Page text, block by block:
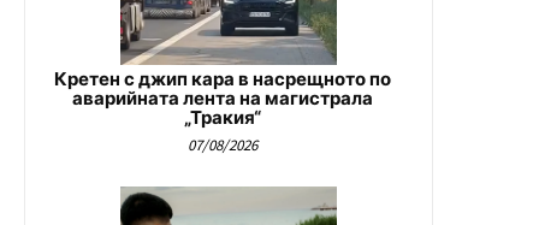
Кретен с джип кара в насрещното по
аварийната лента на магистрала
„Тракия“
07/08/2026